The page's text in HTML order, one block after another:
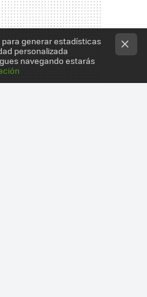
generar estadísticas
personalizada
navegando estarás